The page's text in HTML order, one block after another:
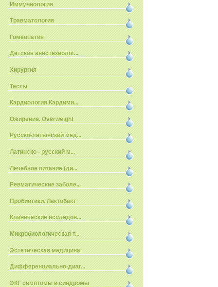
Иммуннология
Травматология
Гомеопатия
Детская анестезиолог...
Хирургия
Тесты
Кардиология Кардими...
Ожирение. Overweight
Русско-латынский мед...
Латинско - русский м...
Лечебное питание (ди...
Ревматические заболе...
Пробиотики. Лактобакт
Клинические исследов...
Микробиологическая т...
Эстетическая медицина
Дифференциально-диаг...
ЭКГ симптомы и синдромы